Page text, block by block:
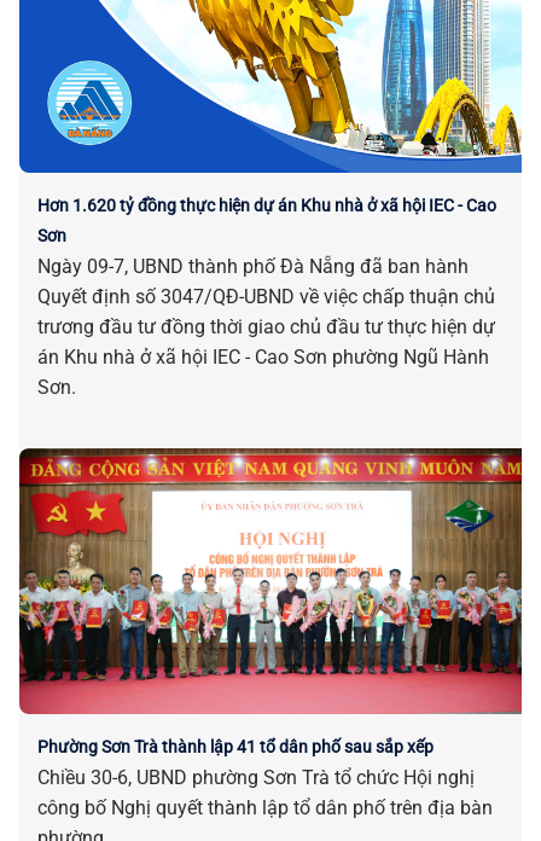
Hơn 1.620 tỷ đồng thực hiện dự án Khu nhà ở xã hội IEC - Cao
Sơn
Ngày 09-7, UBND thành phố Đà Nẵng đã ban hành
Quyết định số 3047/QĐ-UBND về việc chấp thuận chủ
trương đầu tư đồng thời giao chủ đầu tư thực hiện dự
án Khu nhà ở xã hội IEC - Cao Sơn phường Ngũ Hành
Sơn.
Phường Sơn Trà thành lập 41 tổ dân phố sau sắp xếp
Chiều 30-6, UBND phường Sơn Trà tổ chức Hội nghị
công bố Nghị quyết thành lập tổ dân phố trên địa bàn